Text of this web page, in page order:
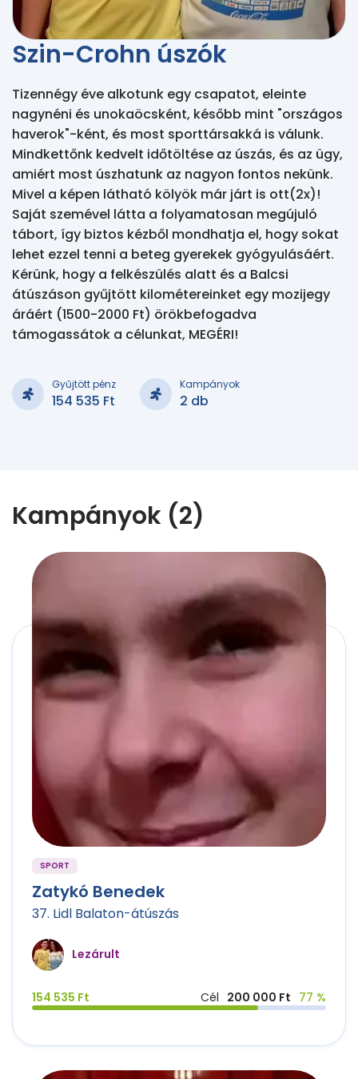
Szin-Crohn úszók
Tizennégy éve alkotunk egy csapatot, eleinte
nagynéni és unokaöcsként, később mint "országos
haverok"-ként, és most sporttársakká is válunk.
Mindkettőnk kedvelt időtöltése az úszás, és az ügy,
amiért most úszhatunk az nagyon fontos nekünk.
Mivel a képen látható kölyök már járt is ott(2x)!
Saját szemével látta a folyamatosan megújuló
tábort, így biztos kézből mondhatja el, hogy sokat
lehet ezzel tenni a beteg gyerekek gyógyulásáért.
Kérünk, hogy a felkészülés alatt és a Balcsi
átúszáson gyűjtött kilométereinket egy mozijegy
áráért (1500-2000 Ft) örökbefogadva
támogassátok a célunkat, MEGÉRI!
Gyűjtött pénz
154 535 Ft
Kampányok
2 db
Kampányok (2)
SPORT
Zatykó Benedek
37. Lidl Balaton-átúszás
Lezárult
154 535 Ft Cél 200 000 Ft 77 %